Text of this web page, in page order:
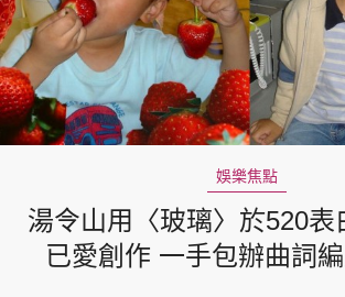
娛樂焦點
湯令山用〈玻璃〉於520表
已愛創作 一手包辦曲詞